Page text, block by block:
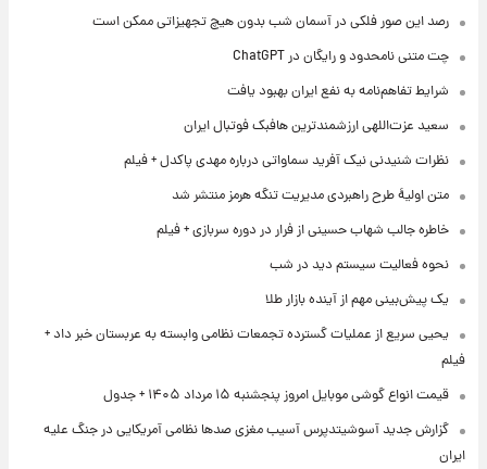
رصد این صور فلکی در آسمان شب بدون هیچ تجهیزاتی ممکن است
چت متنی نامحدود و رایگان در ChatGPT
شرایط تفاهم‌نامه به نفع ایران بهبود یافت
سعید عزت‌اللهی ارزشمندترین هافبک فوتبال ایران
نظرات شنیدنی نیک آفرید سماواتی درباره مهدی پاکدل + فیلم
متن اولیۀ طرح راهبردی مدیریت تنگه هرمز منتشر شد
خاطره جالب شهاب حسینی از فرار در دوره سربازی + فیلم
نحوه فعالیت سیستم دید در شب
یک پیش‌بینی مهم از آینده بازار طلا
یحیی سریع از عملیات گسترده تجمعات نظامی وابسته به عربستان خبر داد +
فیلم
قیمت انواع گوشی موبایل امروز پنجشنبه ۱۵ مرداد ۱۴۰۵ + جدول
گزارش جدید آسوشیتدپرس آسیب مغزی صدها نظامی آمریکایی در جنگ علیه
ایران